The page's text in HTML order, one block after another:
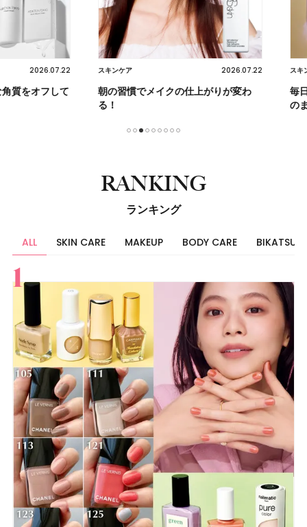
2026.07.22
オフして
スキンケア 2026.07.22
朝の習慣でメイクの仕上がりが変わ
スキンケア
毎日の
のままに
RANKING
ランキング
ALL SKIN CARE MAKEUP BODY CARE BIKATSU
すべて
スキンケア
メイク
ボディケア
美活
ヘア
ライフスタイル
ビューティーズ